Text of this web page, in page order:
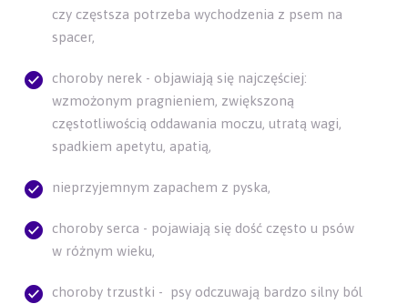
czy częstsza potrzeba wychodzenia z psem na
spacer,
choroby nerek - objawiają się najczęściej:
wzmożonym pragnieniem, zwiększoną
częstotliwością oddawania moczu, utratą wagi,
spadkiem apetytu, apatią,
nieprzyjemnym zapachem z pyska,
choroby serca - pojawiają się dość często u psów
w różnym wieku,
choroby trzustki - psy odczuwają bardzo silny ból